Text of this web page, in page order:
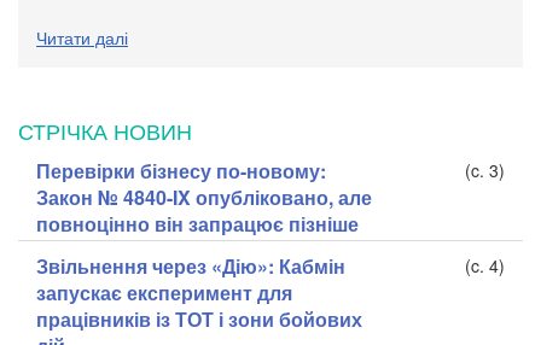
Читати далі
СТРІЧКА НОВИН
Перевірки бізнесу по-новому:
Закон № 4840-IX опубліковано, але
повноцінно він запрацює пізніше
(c. 3)
Звільнення через «Дію»: Кабмін
запускає експеримент для
працівників із ТОТ і зони бойових
(c. 4)